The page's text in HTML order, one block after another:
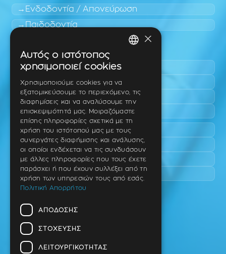
Ενδοδοντία / Απονεύρωση
Παιδοδοντία
Πυλαία
Τριάδι
Νέο Ρύσιο
Επανομή
Περαία
Καλαμαριά
Πανόραμα
Χαριλάου
Ταβάκη – Θ. Λίτσα 10 (γωνία),
Θέρμη – Θεσσαλονίκη
T.K 57001
×
Αυτός ο ιστότοπος
χρησιμοποιεί cookies
Χρησιμοποιούμε cookies για να
εξατομικεύσουμε το περιεχόμενο, τις
διαφημίσεις και να αναλύσουμε την
επισκεψιμότητά μας. Μοιραζόμαστε
επίσης πληροφορίες σχετικά με τη
χρήση του ιστότοπού μας με τους
συνεργάτες διαφήμισης και ανάλυσης,
οι οποίοι ενδέχεται να τις συνδυάσουν
με άλλες πληροφορίες που τους έχετε
παράσχει ή που έχουν συλλέξει από τη
χρήση των υπηρεσιών τους από εσάς.
Πολιτική Απορρήτου
ΑΠΌΔΟΣΗΣ
ΣΤΌΧΕΥΣΗΣ
ΛΕΙΤΟΥΡΓΙΚΌΤΗΤΑΣ